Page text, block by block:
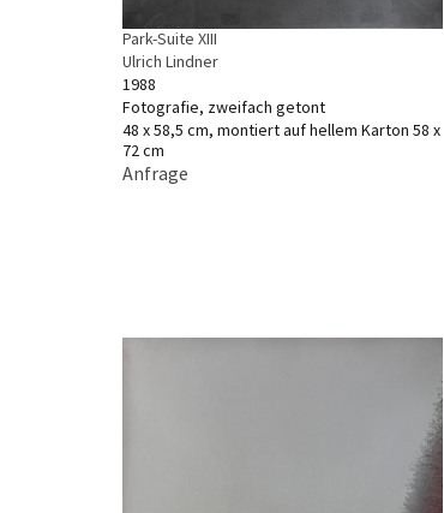
Park-Suite XIII
Ulrich Lindner
1988
Fotografie, zweifach getont
48 x 58,5 cm, montiert auf hellem Karton 58 x
72 cm
Anfrage